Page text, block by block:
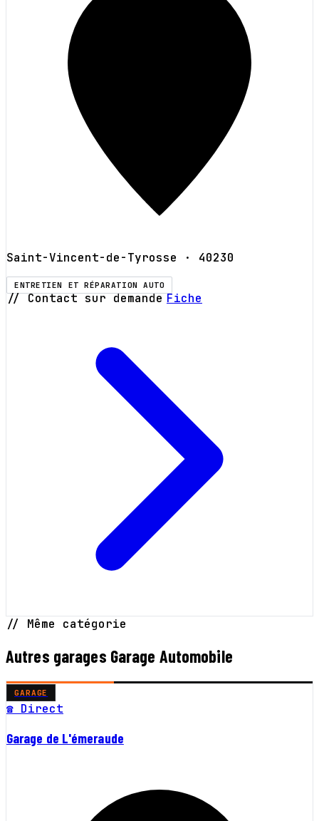
Saint-Vincent-de-Tyrosse · 40230
ENTRETIEN ET RÉPARATION AUTO
// Contact sur demande Fiche
// Même catégorie
Autres garages Garage Automobile
GARAGE
☎ Direct
Garage de L'émeraude